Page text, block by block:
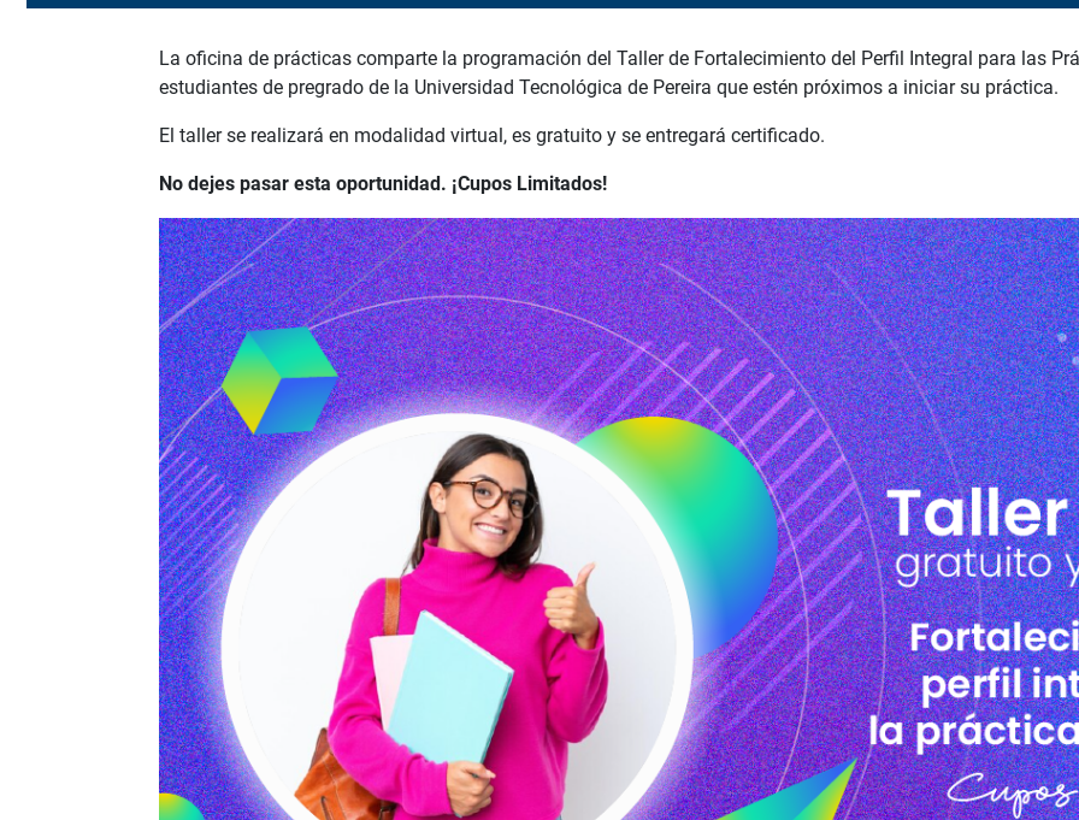
La oficina de prácticas comparte la programación del Taller de Fortalecimiento del Perfil Integral para las
estudiantes de pregrado de la Universidad Tecnológica de Pereira que estén próximos a iniciar su práctica.
El taller se realizará en modalidad virtual, es gratuito y se entregará certificado.
No dejes pasar esta oportunidad. ¡Cupos Limitados!